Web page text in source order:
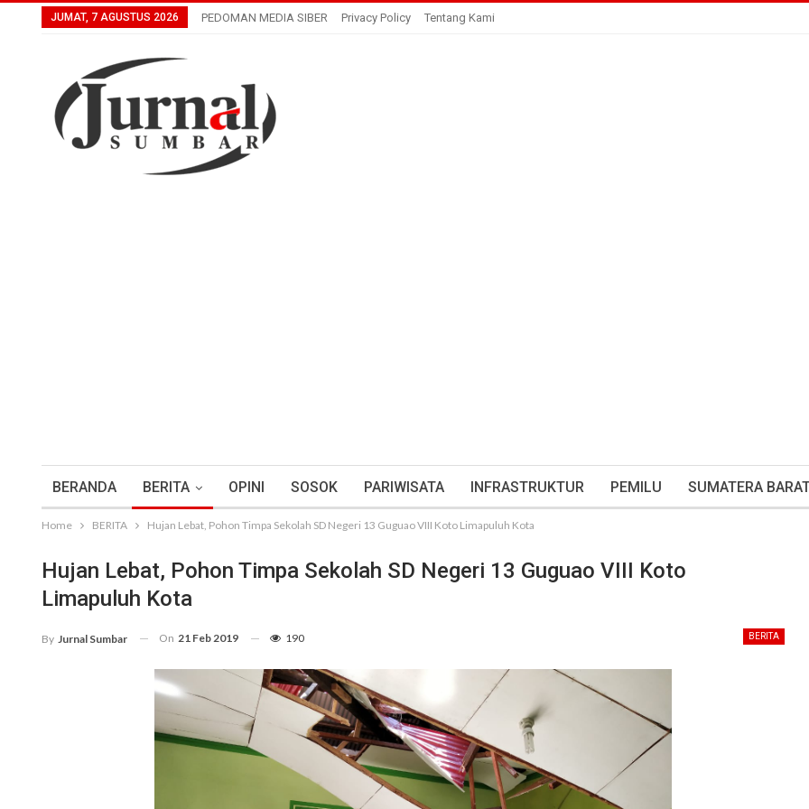
JUMAT, 7 AGUSTUS 2026 PEDOMAN MEDIA SIBER Privacy Policy Tentang Kami
BERANDA BERITA OPINI SOSOK PARIWISATA INFRASTRUKTUR PEMILU SUMATERA
Home BERITA Hujan Lebat, Pohon Timpa Sekolah SD Negeri 13 Guguao VIII Koto Limapuluh Kota
Hujan Lebat, Pohon Timpa Sekolah SD Negeri 13 Guguao VIII Koto
Limapuluh Kota
BERITA
By Jurnal Sumbar On 21 Feb 2019 190